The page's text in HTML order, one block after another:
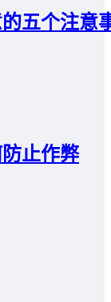
五个注意
止作弊